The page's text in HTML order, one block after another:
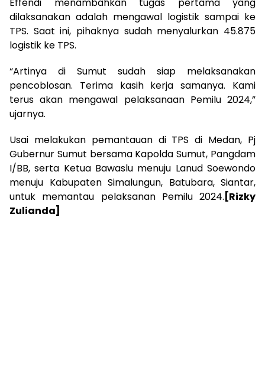
dilaksanakan adalah mengawal logistik sampai ke
TPS. Saat ini, pihaknya sudah menyalurkan 45.875
logistik ke TPS.
“Artinya di Sumut sudah siap melaksanakan
pencoblosan. Terima kasih kerja samanya. Kami
terus akan mengawal pelaksanaan Pemilu 2024,”
ujarnya.
Usai melakukan pemantauan di TPS di Medan, Pj
Gubernur Sumut bersama Kapolda Sumut, Pangdam
I/BB, serta Ketua Bawaslu menuju Lanud Soewondo
menuju Kabupaten Simalungun, Batubara, Siantar,
untuk memantau pelaksanan Pemilu 2024. [Rizky
Zulianda]